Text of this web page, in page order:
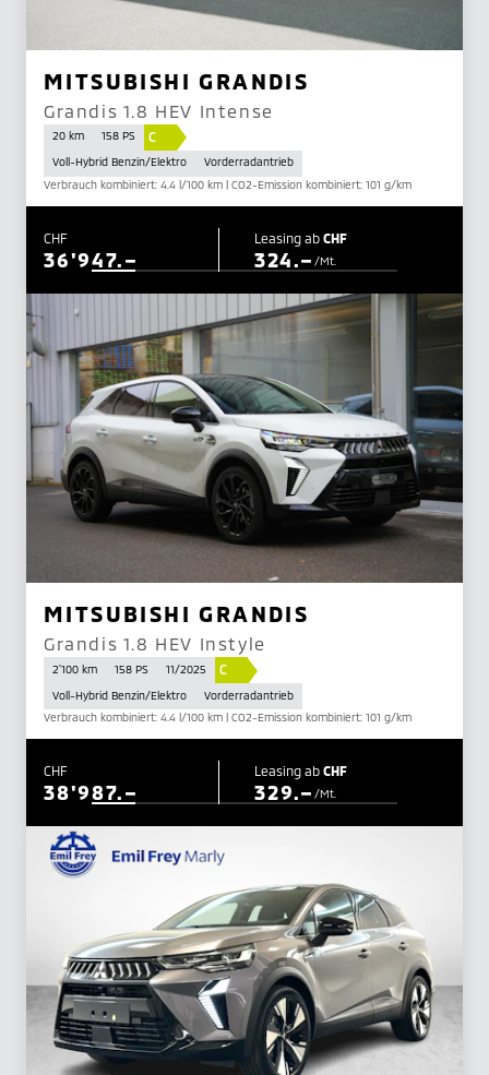
MITSUBISHI GRANDIS
Grandis 1.8 HEV Intense
20 km 158 PS C
Voll-Hybrid Benzin/Elektro
Vorderradantrieb
Verbrauch kombiniert: 4.4 l/100 km | CO2-Emission kombiniert: 101 g/km
CHF
36'947.–
Leasing abCHF
324.–/Mt.
MITSUBISHI GRANDIS
Grandis 1.8 HEV Instyle
2'100 km 158 PS 11/2025 C
Voll-Hybrid Benzin/Elektro
Vorderradantrieb
Verbrauch kombiniert: 4.4 l/100 km | CO2-Emission kombiniert: 101 g/km
CHF
38'987.–
Leasing abCHF
329.–/Mt.